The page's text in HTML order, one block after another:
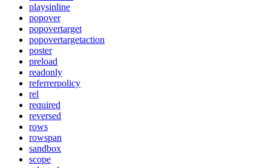
playsinline
popover
popovertarget
popovertargetaction
poster
preload
readonly
referrerpolicy
rel
required
reversed
rows
rowspan
sandbox
scope